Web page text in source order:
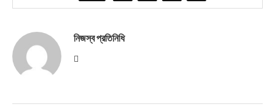
নিজস্ব প্রতিনিধি